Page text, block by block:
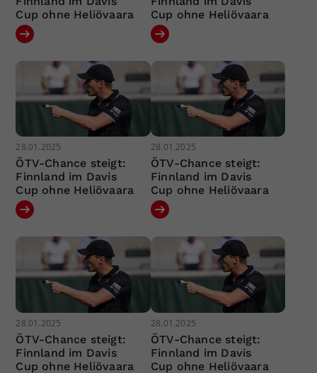
Cup ohne Heliövaara
Cup ohne Heliövaara
28.01.2025
ÖTV-Chance steigt:
Finnland im Davis
Cup ohne Heliövaara
28.01.2025
ÖTV-Chance steigt:
Finnland im Davis
Cup ohne Heliövaara
28.01.2025
ÖTV-Chance steigt:
Finnland im Davis
Cup ohne Heliövaara
28.01.2025
ÖTV-Chance steigt:
Finnland im Davis
Cup ohne Heliövaara